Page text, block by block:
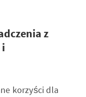
z
i
korzyści dla